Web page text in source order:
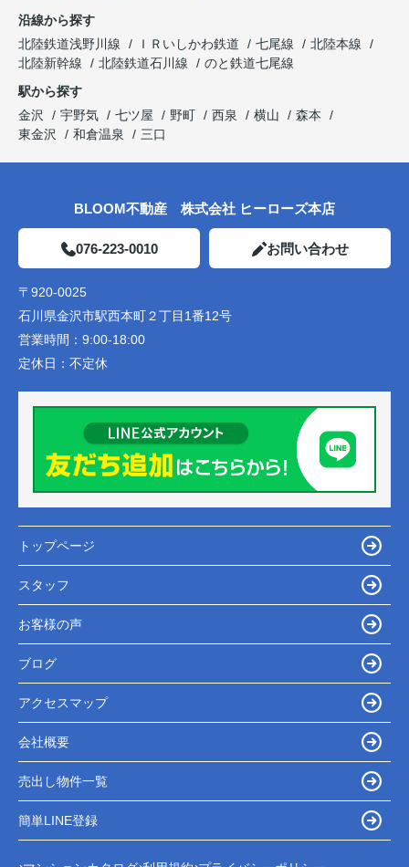
沿線から探す
北陸鉄道浅野川線
ＩＲいしかわ鉄道 七尾線
北陸本線
北陸新幹線
北陸鉄道石川線
のと鉄道七尾線
駅から探す
金沢
宇野気 七ツ屋 野町 西泉 横山
森本
東金沢
和倉温泉 三口
BLOOM不動産 株式会社 ヒーローズ本店
076-223-0010 お問い合わせ
〒920-0025
石川県金沢市駅西本町２丁目1番12号
営業時間： 9:00-18:00
定休日： 不定休
トップページ
スタッフ
お客様の声
ブログ
アクセスマップ
会社概要
売出し物件一覧
簡単LINE登録